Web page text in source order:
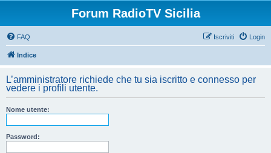
Forum RadioTV Sicilia
FAQ Login
Iscriviti
Indice
L’amministratore richiede che tu sia iscritto e connesso per
vedere i profili utente.
Nome utente:
Password: